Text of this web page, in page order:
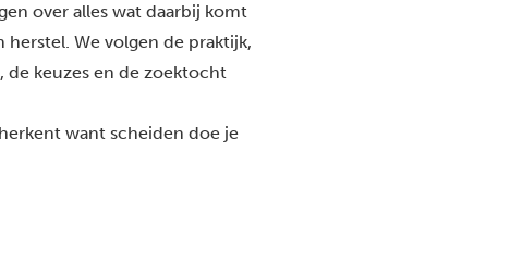
over alles wat daarbij komt
We volgen de praktijk,
de keuzes en de zoektocht
want scheiden doe je